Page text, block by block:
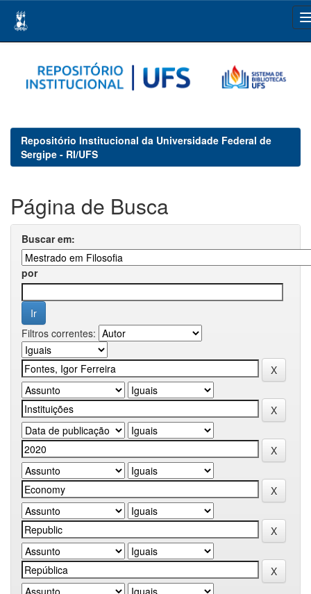
navigation
Repositório Institucional da Universidade Federal de
Sergipe - RI/UFS
Página de Busca
Buscar em:
por
Filtros correntes: